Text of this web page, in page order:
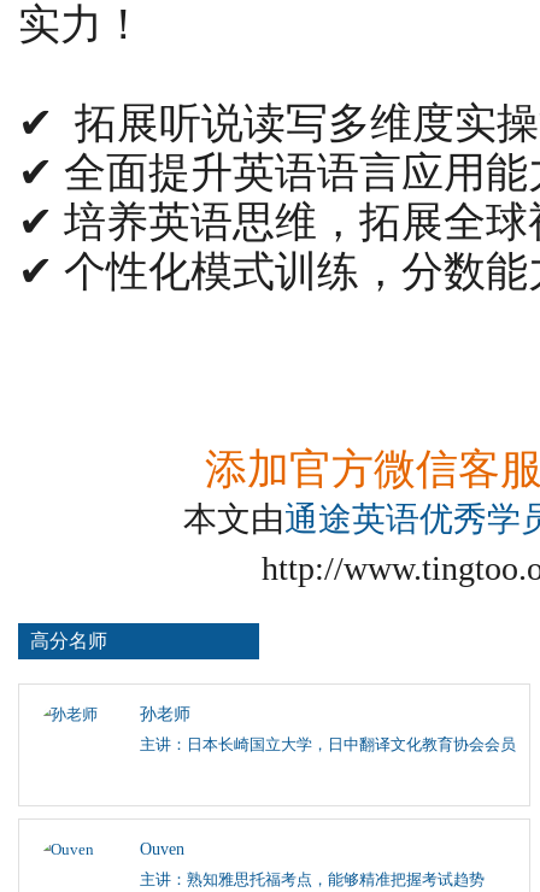
实力！
✔ 拓展听说读写多维度实
✔ 全面提升英语语言应用能
✔ 培养英语思维，拓展全球
✔ 个性化模式训练，分数
添加官方微信客
本文由通途英语优秀学
http://
高分名师
孙老师
主讲：日本长崎国立大学，日中翻译文化教育协会会员
Ouven
主讲：熟知雅思托福考点，能够精准把握考试趋势